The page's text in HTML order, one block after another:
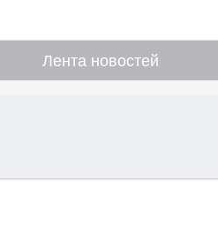
Лента новостей